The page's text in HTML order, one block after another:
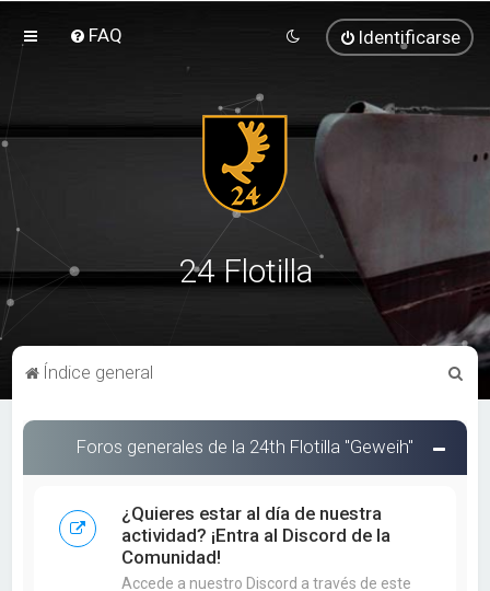
FAQ Identificarse
24 Flotilla
Índice general
s
Foros generales de la 24th Flotilla "Geweih"
¿Quieres estar al día de nuestra
actividad? ¡Entra al Discord de la
Comunidad!
Accede a nuestro Discord a través de este